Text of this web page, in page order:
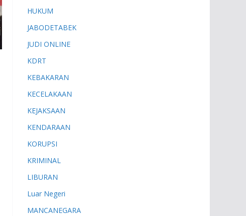
HUKUM
JABODETABEK
JUDI ONLINE
KDRT
KEBAKARAN
KECELAKAAN
KEJAKSAAN
KENDARAAN
KORUPSI
KRIMINAL
LIBURAN
Luar Negeri
MANCANEGARA